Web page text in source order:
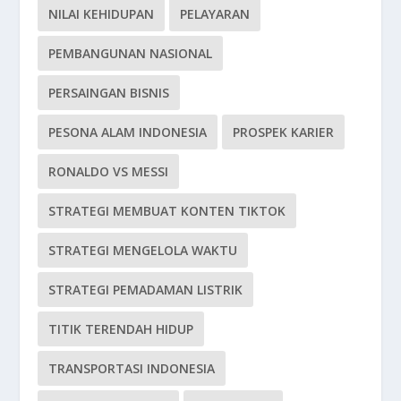
NILAI KEHIDUPAN PELAYARAN
PEMBANGUNAN NASIONAL
PERSAINGAN BISNIS
PESONA ALAM INDONESIA PROSPEK KARIER
RONALDO VS MESSI
STRATEGI MEMBUAT KONTEN TIKTOK
STRATEGI MENGELOLA WAKTU
STRATEGI PEMADAMAN LISTRIK
TITIK TERENDAH HIDUP
TRANSPORTASI INDONESIA